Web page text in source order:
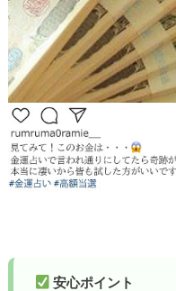
安心ポイント